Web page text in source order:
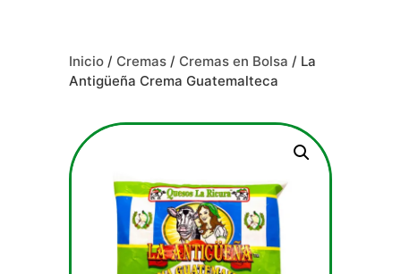
Inicio / Cremas / Cremas en Bolsa / La
Antigüeña Crema Guatemalteca